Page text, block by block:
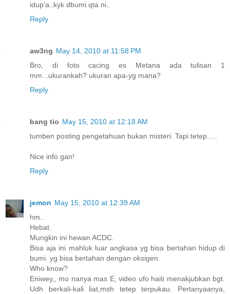
idup'a..kyk dbumi qta ni..
Reply
aw3ng May 14, 2010 at 11:58 PM
Bro, di foto cacing es Metana ada tulisan 1
mm...ukurankah? ukuran apa-yg mana?
Reply
bang tio May 15, 2010 at 12:18 AM
tumben posting pengetahuan bukan misteri. Tapi tetep.....
Nice info gan!
Reply
jemon May 15, 2010 at 12:39 AM
hm..
Hebat.
Mungkin ini hewan ACDC.
Bisa aja ini mahluk luar angkasa yg bisa bertahan hidup di
bumi. yg bisa bertahan dengan oksigen.
Who know?
Eniwey,, mo nanya mas E, video ufo haiti menakjubkan bgt.
Udh berkali-kali liat,msh tetep terpukau. Pertanyaanya,